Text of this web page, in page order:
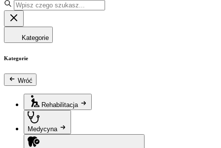
Kategorie
Kategorie
Wróć
Rehabilitacja
Medycyna